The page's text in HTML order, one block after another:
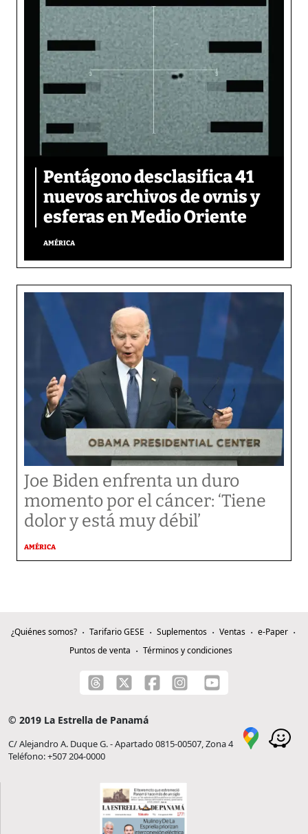
Pentágono desclasifica 41
nuevos archivos de ovnis y
esferas en Medio Oriente
AMÉRICA
Joe Biden enfrenta un duro
momento por el cáncer: ‘Tiene
dolor y está muy débil’
AMÉRICA
¿Quiénes somos? Tarifario GESE Suplementos Ventas
e-Paper
Puntos de venta
Términos y condiciones
© 2019 La Estrella de Panamá
C/ Alejandro A. Duque G. - Apartado 0815-00507, Zona 4
Teléfono: +507 204-0000